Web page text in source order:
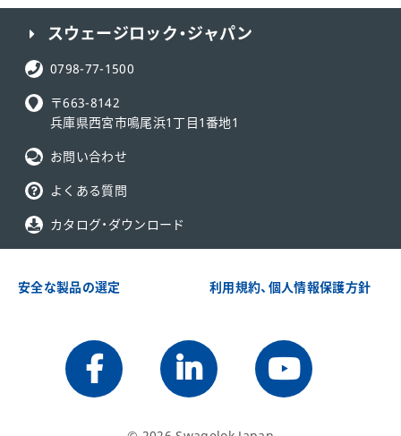
スウェージロック・ジャパン
電話番号:0798-77-1500
〒663-8142
兵庫県西宮市鳴尾浜1丁目1番地1
お問い合わせ
よくある質問
カタログ・ダウンロード
安全な製品の選定 利用規約、個人情報保護方針